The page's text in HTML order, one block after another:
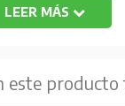
0 a 25 bar
frente a vibraciones
LEER MÁS
este